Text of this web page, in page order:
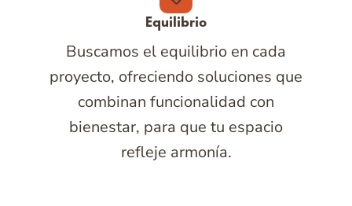
Equilibrio
Buscamos el equilibrio en cada
proyecto, ofreciendo soluciones que
combinan funcionalidad con
bienestar, para que tu espacio
refleje armonía.